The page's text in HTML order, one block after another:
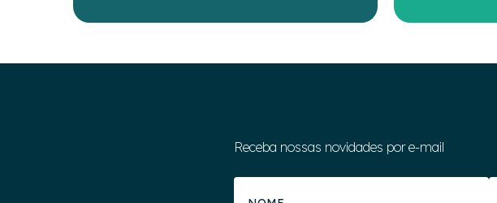
Receba nossas novidades por e-mail